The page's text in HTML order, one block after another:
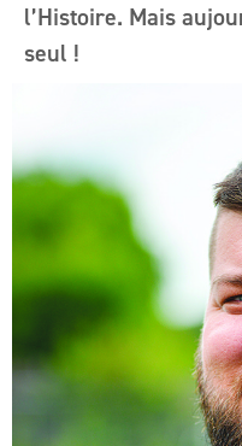
l’Histoire. Mais
seul !